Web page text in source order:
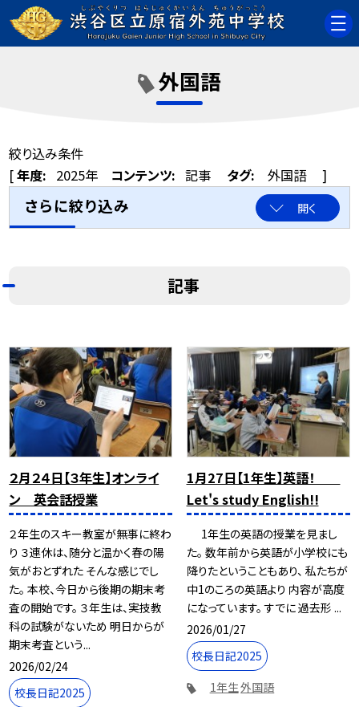
外国語
絞り込み条件
[年度: 2025年 コンテンツ: 記事 タグ: 外国語 ]
さらに絞り込み 開く
記事
２月２４日【３年生】オンライ
ン 英会話授業
２年生のスキー教室が無事に終わ
り ３連休は、随分と温かく春の陽
気がおとずれた そんな感じでし
た。 本校、今日から後期の期末考
査の開始です。 ３年生は、実技教
科の試験がないため 明日からが
期末考査という...
2026/02/24
校長日記2025
1月27日【1年生】英語！
Let's study English!!
1年生の英語の授業を見まし
た。 数年前から英語が小学校にも
降りたということもあり、 私たちが
中1のころの英語より 内容が高度
になっています。 すでに 過去形 ...
2026/01/27
校長日記2025
1年生外国語